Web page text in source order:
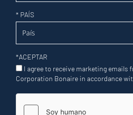
* PAÍS
*ACEPTAR
I agree to receive marketing emails
Corporation Bonaire in accordance